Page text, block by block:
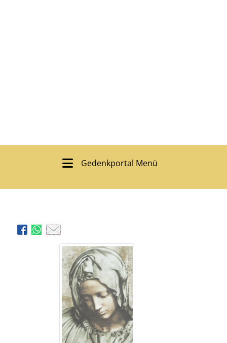
Gedenkportal Menü